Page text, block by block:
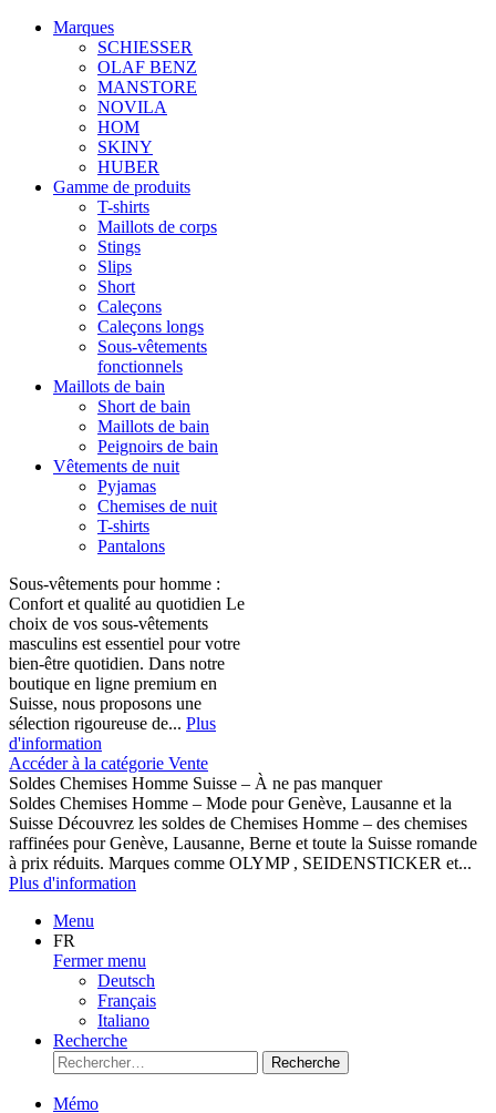
Marques
SCHIESSER
OLAF BENZ
MANSTORE
NOVILA
HOM
SKINY
HUBER
Gamme de produits
T-shirts
Maillots de corps
Stings
Slips
Short
Caleçons
Caleçons longs
Sous-vêtements
fonctionnels
Maillots de bain
Short de bain
Maillots de bain
Peignoirs de bain
Vêtements de nuit
Pyjamas
Chemises de nuit
T-shirts
Pantalons
Sous-vêtements pour homme :
Confort et qualité au quotidien Le
choix de vos sous-vêtements
masculins est essentiel pour votre
bien-être quotidien. Dans notre
boutique en ligne premium en
Suisse, nous proposons une
sélection rigoureuse de... Plus
d'information
Accéder à la catégorie Vente
Soldes Chemises Homme Suisse – À ne pas manquer
Soldes Chemises Homme – Mode pour Genève, Lausanne et la
Suisse Découvrez les soldes de Chemises Homme – des chemises
raffinées pour Genève, Lausanne, Berne et toute la Suisse romande
à prix réduits. Marques comme OLYMP , SEIDENSTICKER et...
Plus d'information
Menu
FR
Fermer menu
Deutsch
Français
Italiano
Recherche
Recherche
Mémo